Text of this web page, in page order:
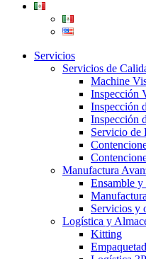
Servicios
Servicios de
Machine
Inspección
Inspección
Inspección
Servicio de
Manufactura
Ensamble y
Servicios y
Logística y
Kitting